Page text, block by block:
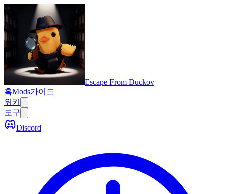
Escape From Duckov
홈Mods가이드
위키
도구
Discord